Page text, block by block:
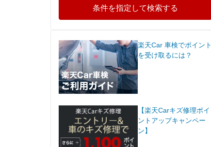
条件を指定して検索する
楽天Car 車検でポイント
を受け取るには？
【楽天Carキズ修理ポイ
ントアップキャンペー
ン】